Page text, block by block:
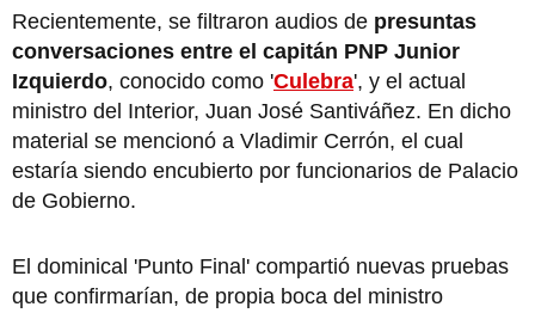
Recientemente, se filtraron audios de presuntas
conversaciones entre el capitán PNP Junior
Izquierdo, conocido como 'Culebra', y el actual
ministro del Interior, Juan José Santiváñez. En dicho
material se mencionó a Vladimir Cerrón, el cual
estaría siendo encubierto por funcionarios de Palacio
de Gobierno.
El dominical 'Punto Final' compartió nuevas pruebas
que confirmarían, de propia boca del ministro